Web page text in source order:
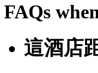
FAQs
這酒店